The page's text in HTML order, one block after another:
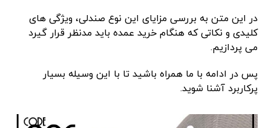
در این متن به بررسی مزایای این نوع صندلی، ویژگی های
کلیدی و نکاتی که هنگام خرید عمده باید مدنظر قرار گیرد
می پردازیم.
پس در ادامه با ما همراه باشید تا با این وسیله بسیار
پرکاربرد آشنا شوید.